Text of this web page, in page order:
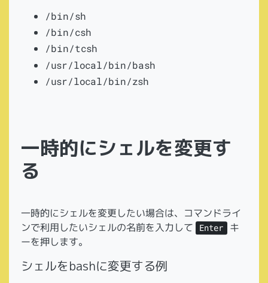
/bin/sh
/bin/csh
/bin/tcsh
/usr/local/bin/bash
/usr/local/bin/zsh
一時的にシェルを変更す
る
一時的にシェルを変更したい場合は、コマンドライ
ンで利用したいシェルの名前を入力して Enter キ
ーを押します。
シェルをbashに変更する例